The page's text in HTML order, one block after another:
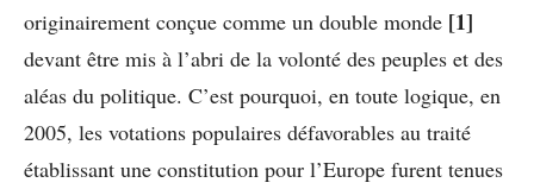
originairement conçue comme un double monde [1]
devant être mis à l’abri de la volonté des peuples et des
aléas du politique. C’est pourquoi, en toute logique, en
2005, les votations populaires défavorables au traité
établissant une constitution pour l’Europe furent tenues